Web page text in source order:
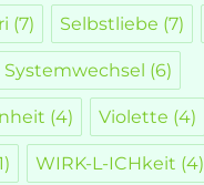
(7) Selbstliebe (7)
Systemwechsel (6)
(4) Violette (4)
WIRK-L-ICHkeit (4)